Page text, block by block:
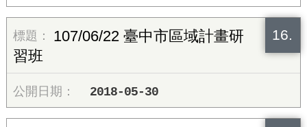
16.
107/06/22 臺中市區域計畫研
習班
2018-05-30